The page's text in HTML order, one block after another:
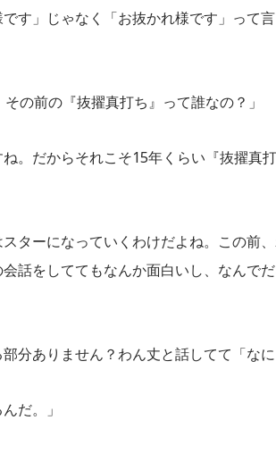
す」じゃなく「お抜かれ様です」って言
の前の『抜擢真打ち』って誰なの？」
。だからそれこそ15年くらい『抜擢真
ターになっていくわけだよね。この前
話をしててもなんか面白いし、なんで
分ありません？わん丈と話してて「な
だ。」